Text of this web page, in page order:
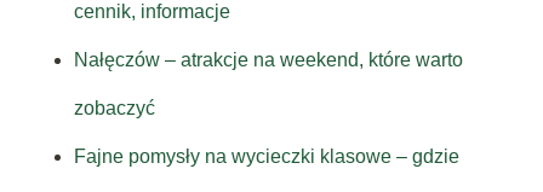
cennik, informacje
Nałęczów – atrakcje na weekend, które warto
zobaczyć
Fajne pomysły na wycieczki klasowe – gdzie